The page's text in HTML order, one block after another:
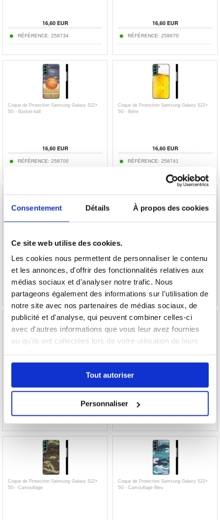
Consentement Détails À propos des cookies
Ce site web utilise des cookies.
Les cookies nous permettent de personnaliser le contenu
et les annonces, d'offrir des fonctionnalités relatives aux
médias sociaux et d'analyser notre trafic. Nous
partageons également des informations sur l'utilisation de
notre site avec nos partenaires de médias sociaux, de
publicité et d'analyse, qui peuvent combiner celles-ci
avec d'autres informations que vous leur avez fournies
ou qu'ils ont collectées lors de votre utilisation de leurs
Tout autoriser
Personnaliser
16,60 EUR
RÉFÉRENCE: 258734
16,60 EUR
RÉFÉRENCE: 258670
Coque de Protection Samsung Galaxy S22+
5G - Basket-ball
16,60 EUR
RÉFÉRENCE: 258700
Coque de Protection Samsung Galaxy S22+
5G - Bière
16,60 EUR
RÉFÉRENCE: 258741
16,60 EUR
RÉFÉRENCE:261871
16,60 EUR
RÉFÉRENCE: 258709
5G - Boussole
5G - Brésil
Coque de Protection Samsung Galaxy S22+
5G - Camouflage
Coque de Protection Samsung Galaxy S22+
5G - Camouflage Bleu